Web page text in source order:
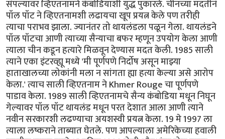
संपल्यावर व्हिएतनामने कंबोडियाशी युद्ध पुकारले. चीनच्या मदतीनं
पॉल पॉट ने व्हिएतनामशी लढायचा खूप प्रयत्न केले पण तरीही
त्याचा पराभव झाला. ज्यानंतर तो थायलंडला पळून गेला. थायलंडने
पॉल पॉटचा आणी त्याच्या सैन्याचा बफर म्हणून उपयोग केला आणी
त्याला चीन कडून हत्यारे मिळवून देण्यास मदत केली. 1985 साली
त्याने एका इंटरव्ह्यू मध्ये 'मी पूर्णपणे निर्दोष असून माझ्या
हाताखालच्या लोकांनी मला न सांगता ह्या हत्या केल्या असे आरोप
केला.' त्याच साली व्हिएतनाम ने Khmer Rouge चा पूर्णपणे
पाडाव केला. 1989 साली व्हिएतनामचे सैन्य कंबोडिया मधून निघून
गेल्यावर पॉल पॉट थायलंड मधून परत देशात आला आणी त्याने
नवीन सरकारशी लढण्याचा अयशस्वी प्रयत्न केला. 19 मे 1997 ला
त्याला लष्कराने ताब्यात घेतले. पण आपल्याला अमेरिकेच्या हवाली